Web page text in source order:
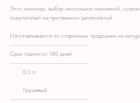
Этот лимонад- выбор нескольких поколений,
покупателей на протяжении десятилетий.
Изготавливается по старинным традициям из
-------------------------------
Срок годности: 180 дней
-------------------------------
0,5 л.
Грушевый
-------------------------------